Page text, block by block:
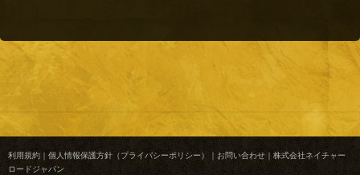
利用規約 ｜ 個人情報保護方針（プライバシーポリシー） ｜ お問い合わせ ｜ 株式会社ネイチャー
ロードジャパン